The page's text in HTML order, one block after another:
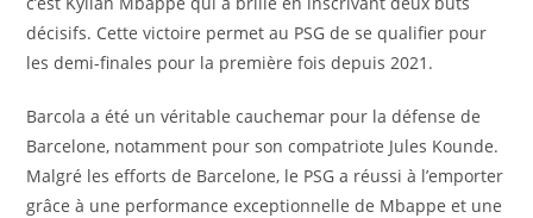
décisifs. Cette victoire permet au PSG de se qualifier pour
les demi-finales pour la première fois depuis 2021.
Barcola a été un véritable cauchemar pour la défense de
Barcelone, notamment pour son compatriote Jules Kounde.
Malgré les efforts de Barcelone, le PSG a réussi à l’emporter
grâce à une performance exceptionnelle de Mbappe et une